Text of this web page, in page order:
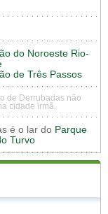
do Noroeste Rio-
de Três Passos
de Derrubadas não
cidade irmã.
é o lar do Parque
Turvo